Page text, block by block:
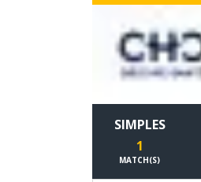
SIMPLES
1
MATCH(S)